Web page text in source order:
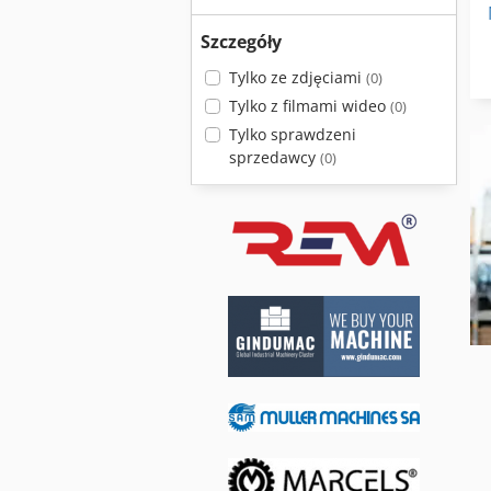
Szczegóły
Tylko ze zdjęciami (0)
Tylko z filmami wideo (0)
Tylko sprawdzeni
sprzedawcy (0)